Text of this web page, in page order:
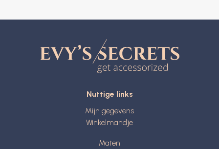
Nuttige links
Mijn gegevens
Winkelmandje
Maten